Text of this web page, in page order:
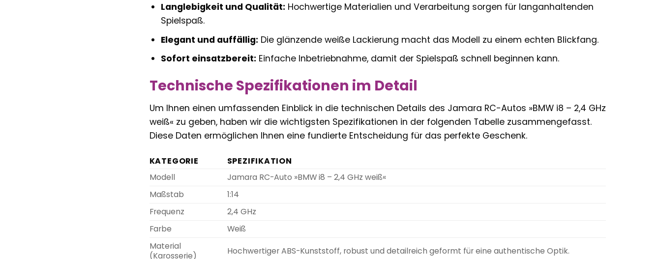
Langlebigkeit und Qualität: Hochwertige Materialien und Verarbeitung sorgen für langanhaltenden
Spielspaß.
Elegant und auffällig: Die glänzende weiße Lackierung macht das Modell zu einem echten Blickfang.
Sofort einsatzbereit: Einfache Inbetriebnahme, damit der Spielspaß schnell beginnen kann.
Technische Spezifikationen im Detail
Um Ihnen einen umfassenden Einblick in die technischen Details des Jamara RC-Autos »BMW i8 – 2,4 GHz
weiß« zu geben, haben wir die wichtigsten Spezifikationen in der folgenden Tabelle zusammengefasst.
Diese Daten ermöglichen Ihnen eine fundierte Entscheidung für das perfekte Geschenk.
KATEGORIE
SPEZIFIKATION
Modell
Jamara RC-Auto »BMW i8 – 2,4 GHz weiß«
Maßstab
1:14
Frequenz
2,4 GHz
Farbe
Weiß
Material
(Karosserie)
Hochwertiger ABS-Kunststoff, robust und detailreich geformt für eine authentische Optik.